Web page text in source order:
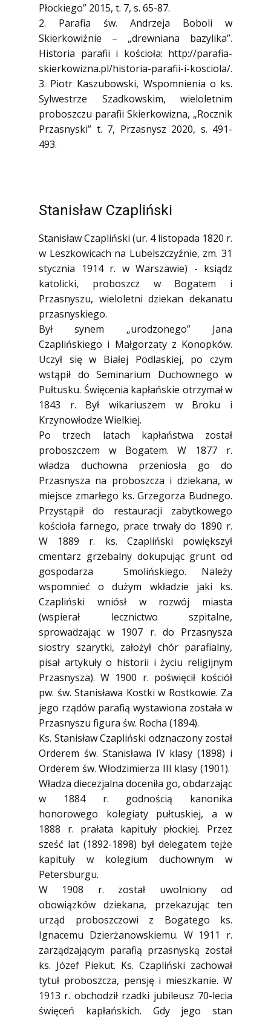
Płockiego” 2015, t. 7, s. 65-87.
2. Parafia św. Andrzeja Boboli w
Skierkowiźnie – „drewniana bazylika”.
Historia parafii i kościoła: http://parafia-
skierkowizna.pl/historia-parafii-i-kosciola/.
3. Piotr Kaszubowski, Wspomnienia o ks.
Sylwestrze Szadkowskim, wieloletnim
proboszczu parafii Skierkowizna, „Rocznik
Przasnyski” t. 7, Przasnysz 2020, s. 491-
493.
Stanisław Czapliński
Stanisław Czapliński (ur. 4 listopada 1820 r.
w Leszkowicach na Lubelszczyźnie, zm. 31
stycznia 1914 r. w Warszawie) - ksiądz
katolicki, proboszcz w Bogatem i
Przasnyszu, wieloletni dziekan dekanatu
przasnyskiego.
Był synem „urodzonego” Jana
Czaplińskiego i Małgorzaty z Konopków.
Uczył się w Białej Podlaskiej, po czym
wstąpił do Seminarium Duchownego w
Pułtusku. Święcenia kapłańskie otrzymał w
1843 r. Był wikariuszem w Broku i
Krzynowłodze Wielkiej.
Po trzech latach kapłaństwa został
proboszczem w Bogatem. W 1877 r.
władza duchowna przeniosła go do
Przasnysza na proboszcza i dziekana, w
miejsce zmarłego ks. Grzegorza Budnego.
Przystąpił do restauracji zabytkowego
kościoła farnego, prace trwały do 1890 r.
W 1889 r. ks. Czapliński powiększył
cmentarz grzebalny dokupując grunt od
gospodarza Smolińskiego. Należy
wspomnieć o dużym wkładzie jaki ks.
Czapliński wniósł w rozwój miasta
(wspierał lecznictwo szpitalne,
sprowadzając w 1907 r. do Przasnysza
siostry szarytki, założył chór parafialny,
pisał artykuły o historii i życiu religijnym
Przasnysza). W 1900 r. poświęcił kościół
pw. św. Stanisława Kostki w Rostkowie. Za
jego rządów parafią wystawiona została w
Przasnyszu figura św. Rocha (1894).
Ks. Stanisław Czapliński odznaczony został
Orderem św. Stanisława IV klasy (1898) i
Orderem św. Włodzimierza III klasy (1901).
Władza diecezjalna doceniła go, obdarzając
w 1884 r. godnością kanonika
honorowego kolegiaty pułtuskiej, a w
1888 r. prałata kapituły płockiej. Przez
sześć lat (1892-1898) był delegatem tejże
kapituły w kolegium duchownym w
Petersburgu.
W 1908 r. został uwolniony od
obowiązków dziekana, przekazując ten
urząd proboszczowi z Bogatego ks.
Ignacemu Dzierżanowskiemu. W 1911 r.
zarządzającym parafią przasnyską został
ks. Józef Piekut. Ks. Czapliński zachował
tytuł proboszcza, pensję i mieszkanie. W
1913 r. obchodził rzadki jubileusz 70-lecia
święceń kapłańskich. Gdy jego stan